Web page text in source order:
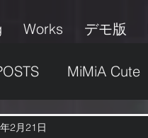
Works デモ版
MiMiA Cute
グッズ
2月21日